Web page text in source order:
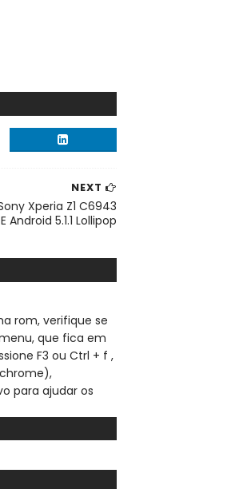
NEXT
Xperia Z1 C6943
Android 5.1.1 Lollipop
rom, verifique se
que fica em
F3 ou Ctrl + f ,
para ajudar os